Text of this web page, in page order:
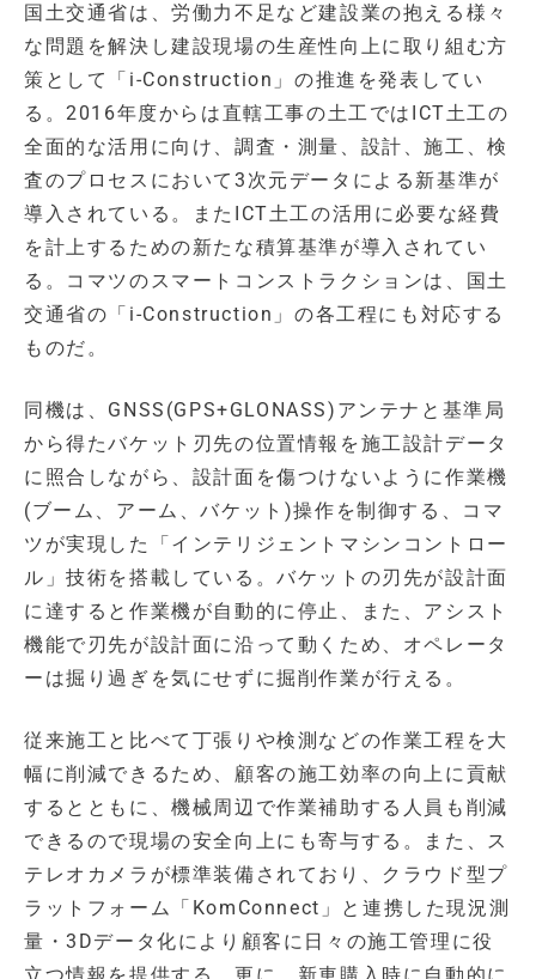
国土交通省は、労働力不足など建設業の抱える様々
な問題を解決し建設現場の生産性向上に取り組む方
策として「i-Construction」の推進を発表してい
る。2016年度からは直轄工事の土工ではICT土工の
全面的な活用に向け、調査・測量、設計、施工、検
査のプロセスにおいて3次元データによる新基準が
導入されている。またICT土工の活用に必要な経費
を計上するための新たな積算基準が導入されてい
る。コマツのスマートコンストラクションは、国土
交通省の「i-Construction」の各工程にも対応する
ものだ。
同機は、GNSS(GPS+GLONASS)アンテナと基準局
から得たバケット刃先の位置情報を施工設計データ
に照合しながら、設計面を傷つけないように作業機
(ブーム、アーム、バケット)操作を制御する、コマ
ツが実現した「インテリジェントマシンコントロー
ル」技術を搭載している。バケットの刃先が設計面
に達すると作業機が自動的に停止、また、アシスト
機能で刃先が設計面に沿って動くため、オペレータ
ーは掘り過ぎを気にせずに掘削作業が行える。
従来施工と比べて丁張りや検測などの作業工程を大
幅に削減できるため、顧客の施工効率の向上に貢献
するとともに、機械周辺で作業補助する人員も削減
できるので現場の安全向上にも寄与する。また、ス
テレオカメラが標準装備されており、クラウド型プ
ラットフォーム「KomConnect」と連携した現況測
量・3Dデータ化により顧客に日々の施工管理に役